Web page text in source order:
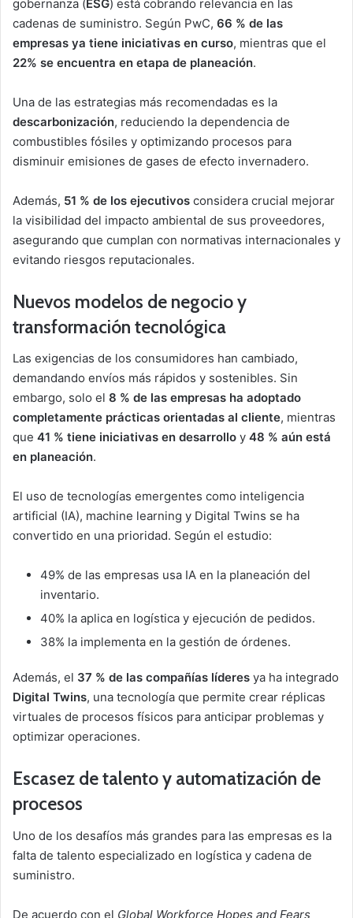
gobernanza ( ESG) está cobrando relevancia en las
cadenas de suministro. Según PwC, 66 % de las
empresas ya tiene iniciativas en curso, mientras que el
22% se encuentra en etapa de planeación.
Una de las estrategias más recomendadas es la
descarbonización, reduciendo la dependencia de
combustibles fósiles y optimizando procesos para
disminuir emisiones de gases de efecto invernadero.
Además, 51 % de los ejecutivos considera crucial mejorar
la visibilidad del impacto ambiental de sus proveedores,
asegurando que cumplan con normativas internacionales y
evitando riesgos reputacionales.
Nuevos modelos de negocio y
transformación tecnológica
Las exigencias de los consumidores han cambiado,
demandando envíos más rápidos y sostenibles. Sin
embargo, solo el 8 % de las empresas ha adoptado
completamente prácticas orientadas al cliente, mientras
que 41 % tiene iniciativas en desarrollo y 48 % aún está
en planeación.
El uso de tecnologías emergentes como inteligencia
artificial (IA), machine learning y Digital Twins se ha
convertido en una prioridad. Según el estudio:
49% de las empresas usa IA en la planeación del
inventario.
40% la aplica en logística y ejecución de pedidos.
38% la implementa en la gestión de órdenes.
Además, el 37 % de las compañías líderes ya ha integrado
Digital Twins, una tecnología que permite crear réplicas
virtuales de procesos físicos para anticipar problemas y
optimizar operaciones.
Escasez de talento y automatización de
procesos
Uno de los desafíos más grandes para las empresas es la
falta de talento especializado en logística y cadena de
suministro.
De acuerdo con el Global Workforce Hopes and Fears